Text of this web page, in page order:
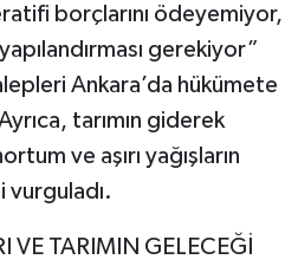
borçlarını ödeyemiyor,
gerekiyor”
Ankara’da hükümete
tarımın giderek
ve aşırı yağışların
VE TARIMIN GELECEĞİ